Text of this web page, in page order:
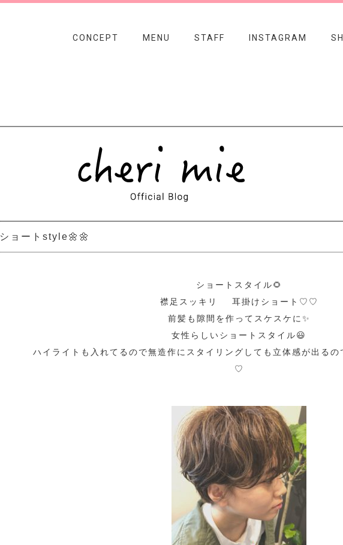
CONCEPT MENU STAFF INSTAGRAM
ショートstyle🌼🌼
ショートスタイル🌻
襟足スッキリ 耳掛けショート♡♡
前髪も隙間を作ってスケスケに✨
女性らしいショートスタイル😃
ハイライトも入れてるので無造作にスタイリングしても立体感が出るの
♡